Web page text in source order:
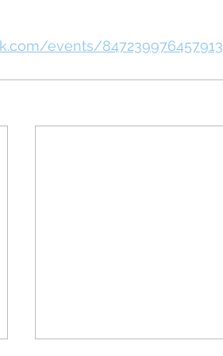
events/847239976457913